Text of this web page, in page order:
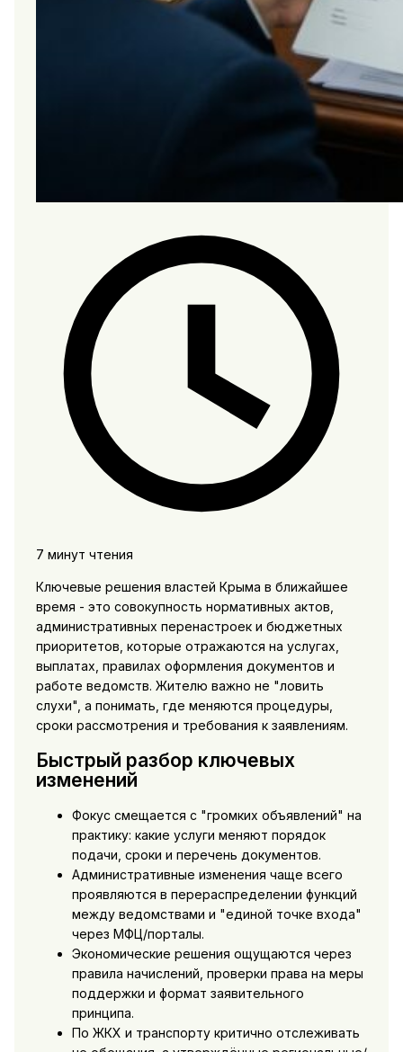
7 минут чтения
Ключевые решения властей Крыма в ближайшее
время - это совокупность нормативных актов,
административных перенастроек и бюджетных
приоритетов, которые отражаются на услугах,
выплатах, правилах оформления документов и
работе ведомств. Жителю важно не "ловить
слухи", а понимать, где меняются процедуры,
сроки рассмотрения и требования к заявлениям.
Быстрый разбор ключевых
изменений
Фокус смещается с "громких объявлений" на
практику: какие услуги меняют порядок
подачи, сроки и перечень документов.
Административные изменения чаще всего
проявляются в перераспределении функций
между ведомствами и "единой точке входа"
через МФЦ/порталы.
Экономические решения ощущаются через
правила начислений, проверки права на меры
поддержки и формат заявительного
принципа.
По ЖКХ и транспорту критично отслеживать